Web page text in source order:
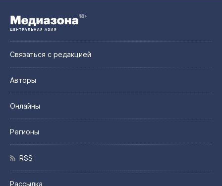
Связаться с редакцией
Авторы
Онлайны
Регионы
RSS
Рассылка